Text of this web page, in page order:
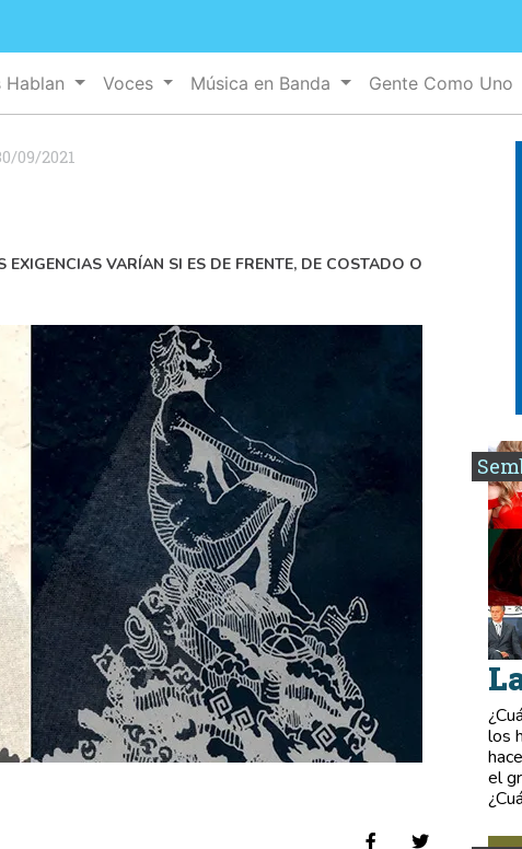
Hablan Voces Música en Banda Gente Como Uno
09/2021
VARÍAN SI ES DE FRENTE, DE COSTADO O
los
el